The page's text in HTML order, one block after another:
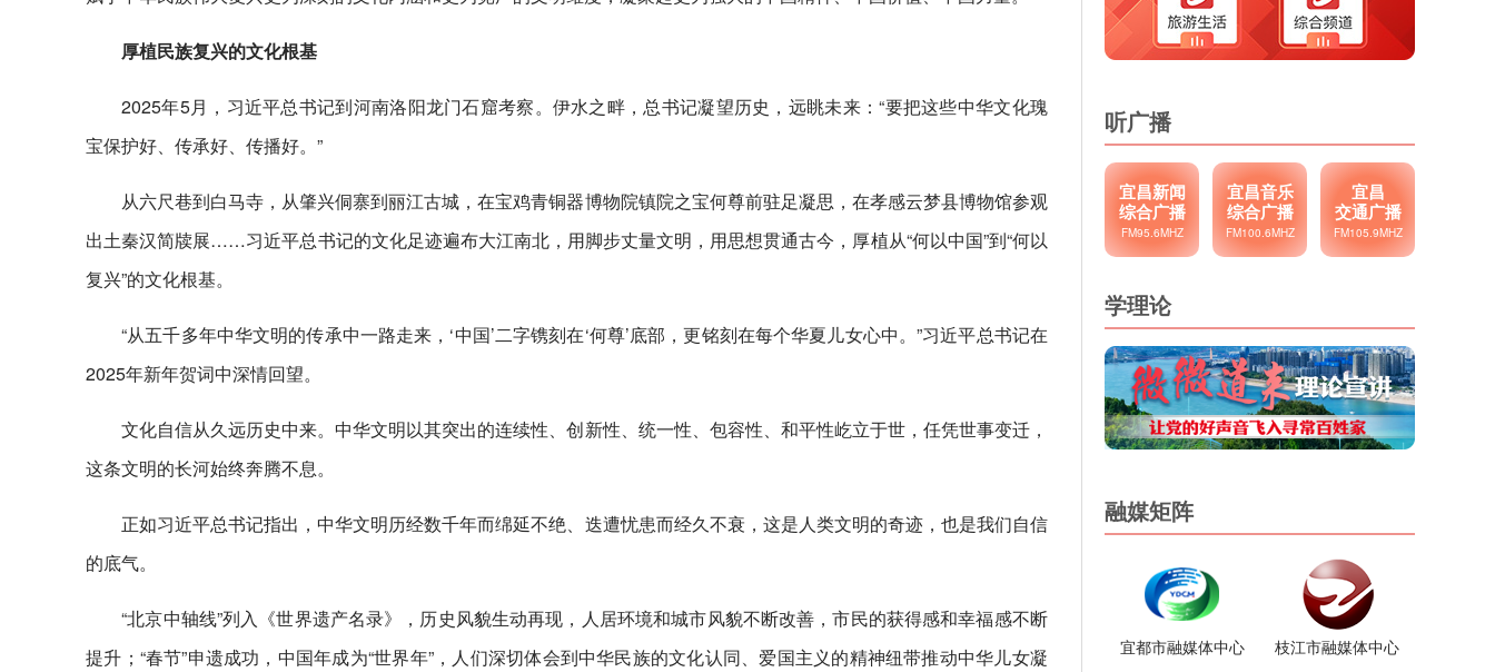
厚植民族复兴的文化根基
2025年5月，习近平总书记到河南洛阳龙门石窟考察。伊水之畔，总书记凝望历史，远眺未来：“要把这些中华文化瑰
宝保护好、传承好、传播好。”
从六尺巷到白马寺，从肇兴侗寨到丽江古城，在宝鸡青铜器博物院镇院之宝何尊前驻足凝思，在孝感云梦县博物馆参观
出土秦汉简牍展……习近平总书记的文化足迹遍布大江南北，用脚步丈量文明，用思想贯通古今，厚植从“何以中国”到“何以
复兴”的文化根基。
“从五千多年中华文明的传承中一路走来，‘中国’二字镌刻在‘何尊’底部，更铭刻在每个华夏儿女心中。”习近平总书记在
2025年新年贺词中深情回望。
文化自信从久远历史中来。中华文明以其突出的连续性、创新性、统一性、包容性、和平性屹立于世，任凭世事变迁，
这条文明的长河始终奔腾不息。
正如习近平总书记指出，中华文明历经数千年而绵延不绝、迭遭忧患而经久不衰，这是人类文明的奇迹，也是我们自信
的底气。
“北京中轴线”列入《世界遗产名录》，历史风貌生动再现，人居环境和城市风貌不断改善，市民的获得感和幸福感不断
提升；“春节”申遗成功，中国年成为“世界年”，人们深切体会到中华民族的文化认同、爱国主义的精神纽带推动中华儿女凝
听广播
宜昌新闻
综合广播
FM95.6MHZ
宜昌音乐
综合广播
FM100.6MHZ
宜昌
交通广播
FM105.9MHZ
学理论
融媒矩阵
宜都市融媒体中心 枝江市融媒体中心